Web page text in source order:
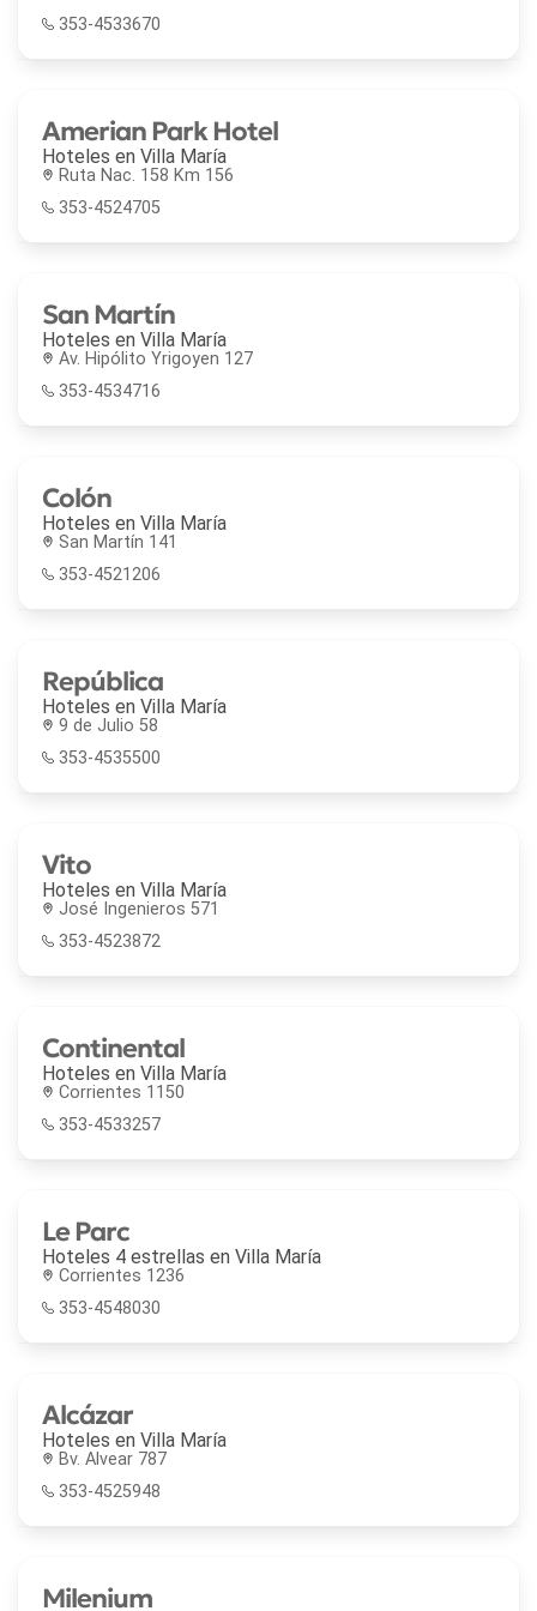
353-4533670
Amerian Park Hotel
Hoteles en Villa María
Ruta Nac. 158 Km 156
353-4524705
San Martín
Hoteles en Villa María
Av. Hipólito Yrigoyen 127
353-4534716
Colón
Hoteles en Villa María
San Martín 141
353-4521206
República
Hoteles en Villa María
9 de Julio 58
353-4535500
Vito
Hoteles en Villa María
José Ingenieros 571
353-4523872
Continental
Hoteles en Villa María
Corrientes 1150
353-4533257
Le Parc
Hoteles 4 estrellas en Villa María
Corrientes 1236
353-4548030
Alcázar
Hoteles en Villa María
Bv. Alvear 787
353-4525948
Milenium